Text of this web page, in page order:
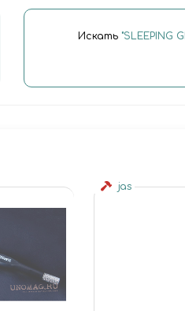
Искать "SLEEPING
jas